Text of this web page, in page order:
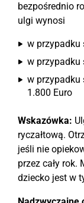
bezpośrednio
ulgi wynosi
w przypadku
w przypadku
w przypadku
1.800 Euro
Wskazówka:
ryczałtową.
jeśli nie
przez cały rok.
dziecko jest w